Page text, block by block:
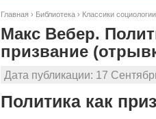
Главная › Библиотека › Классики социологии
Макс Вебер.
призвание
Дата публикации: 17
Политика как